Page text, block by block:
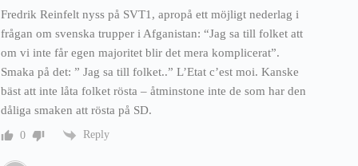
Fredrik Reinfelt nyss på SVT1, apropå ett möjligt nederlag i
frågan om svenska trupper i Afganistan: “Jag sa till folket att
om vi inte får egen majoritet blir det mera komplicerat”.
Smaka på det: ” Jag sa till folket..” L’Etat c’est moi. Kanske
bäst att inte låta folket rösta – åtminstone inte de som har den
dåliga smaken att rösta på SD.
0 Reply